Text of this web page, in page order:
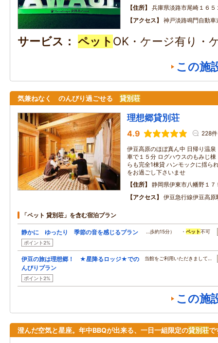
住所
兵庫県淡路市尾崎１６５
アクセス
神戸淡路鳴門自動車
サービス ペット OK・ケージ有り・
この施
気兼ねなく のんびり過ごせる 貸別荘
理想郷貸別荘
4.9 228件
伊豆高原のほぼ真ん中 日帰り
車で１５分 ログハウスのもみじ
らも完全1棟貸 ハンモックに揺ら
をお過ごし下さいませ
住所
静岡県伊東市八幡野１７
アクセス
伊豆急行線伊豆高
「ペット 貸別荘」を含む宿泊プラン
静かに ゆったり 季節の音を感じるプラン
ポイント2%
…歩約15分） ・ ペット不可
伊豆の旅は理想郷！ ★星降るロッジ★での
んびりプラン
ポイント2%
当館をご利用いただきまして…
この施
澄んだ空気と星座。年中BBQが出来る、一日一組限定の貸別荘で